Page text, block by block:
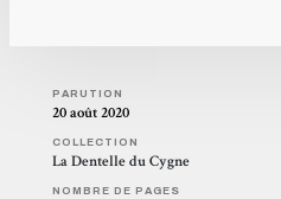
PARUTION
20 août 2020
COLLECTION
La Dentelle du Cygne
NOMBRE DE PAGES